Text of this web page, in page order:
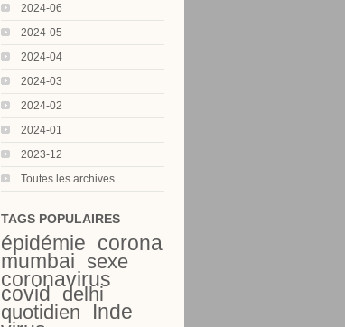
2024-06
2024-05
2024-04
2024-03
2024-02
2024-01
2023-12
Toutes les archives
TAGS POPULAIRES
épidémie corona
mumbai sexe
coronavirus
covid delhi
quotidien
Inde